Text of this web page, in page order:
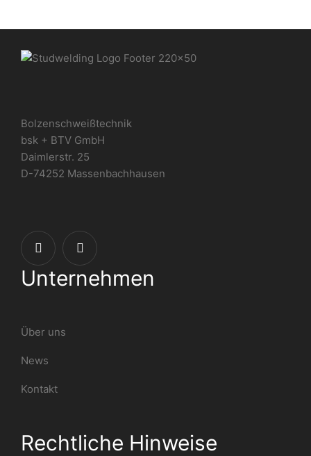
Bolzenschweißtechnik
bsk + BTV GmbH
Daimlerstr. 25
D-74252 Massenbachhausen
Unternehmen
Über uns
News
Kontakt
Rechtliche Hinweise